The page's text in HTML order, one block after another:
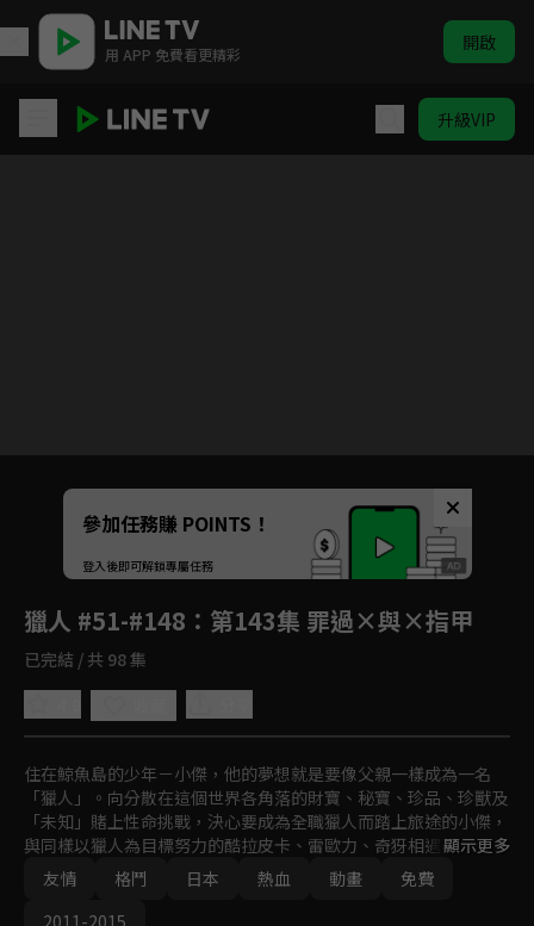
用 APP 免費看更精彩 開啟
升級VIP
Unmute
如有不便請見諒
參加任務賺 POINTS！
登入後即可解鎖專屬任務
獵人 #51-#148 ：第143集 罪過×與×指甲
已完結 / 共 98 集
住在鯨魚島的少年－小傑，他的夢想就是要像父親一樣成為一名
「獵人」。向分散在這個世界各角落的財寶、秘寶、珍品、珍獸及
「未知」賭上性命挑戰，決心要成為全職獵人而踏上旅途的小傑，
與同樣以獵人為目標努力的酷拉皮卡、雷歐力、奇犽相遇。突破重
重難關，終於通過獵人考試，而小傑是否能夠成為一名優秀的獵
人？異想天開、壯烈精彩的冒險即將展開！
顯示更多
友情
格鬥 日本 熱血 動畫
免費
2011-2015